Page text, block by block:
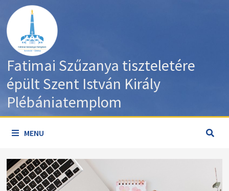
content
Fatimai Szűzanya tiszteletére
épült Szent István Király
Plébániatemplom
MENU